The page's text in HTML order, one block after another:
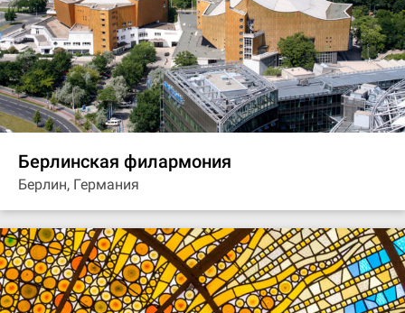
Берлинская филармония
Берлин, Германия